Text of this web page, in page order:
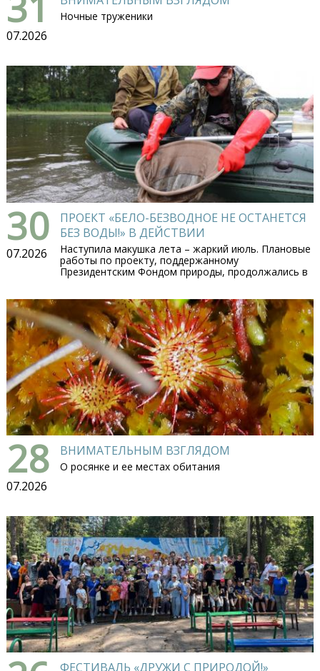
07.2026
Ночные труженики
30
07.2026
ПРОЕКТ «БЕЛО-БЕЗВОДНОЕ НЕ ОСТАНЕТСЯ
БЕЗ ВОДЫ!» В ДЕЙСТВИИ
Наступила макушка лета – жаркий июль. Плановые
работы по проекту, поддержанному
Президентским Фондом природы, продолжались в
28
07.2026
ВНИМАТЕЛЬНЫМ ВЗГЛЯДОМ
О росянке и ее местах обитания
ФЕСТИВАЛЬ «ДРУЖИ С ПРИРОДОЙ!»